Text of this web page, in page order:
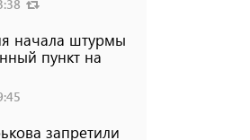
начала штурмы
пункт на
запретили